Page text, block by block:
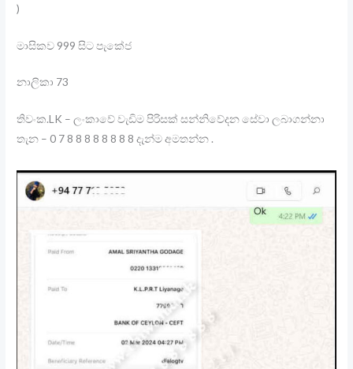
)
මාසිකව 999 සිට පැකේජ
නාලිකා 73
තිවංක.LK – ලංකාවේ වැඩිම පිරිසක් සන්නිවේදන සේවා ලබාගන්නා
තැන – 0 7 8 8 8 8 8 8 8 8 දැන්ම අමතන්න .